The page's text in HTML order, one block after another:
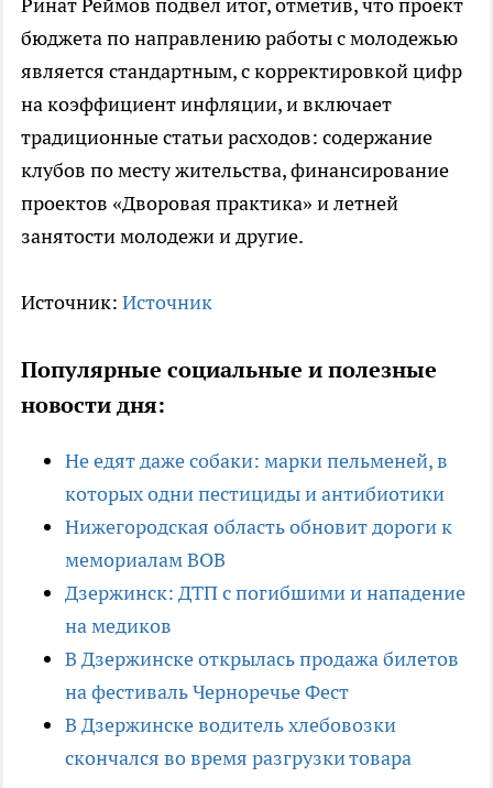
Ринат Реймов подвел итог, отметив, что проект
бюджета по направлению работы с молодежью
является стандартным, с корректировкой цифр
на коэффициент инфляции, и включает
традиционные статьи расходов: содержание
клубов по месту жительства, финансирование
проектов «Дворовая практика» и летней
занятости молодежи и другие.
Источник: Источник
Популярные социальные и полезные
новости дня:
Не едят даже собаки: марки пельменей, в
которых одни пестициды и антибиотики
Нижегородская область обновит дороги к
мемориалам ВОВ
Дзержинск: ДТП с погибшими и нападение
на медиков
В Дзержинске открылась продажа билетов
на фестиваль Черноречье Фест
В Дзержинске водитель хлебовозки
скончался во время разгрузки товара